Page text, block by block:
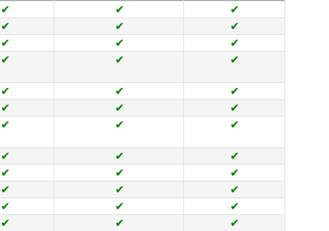
✔ ✔
✔
✔ ✔
✔
✔ ✔
✔
✔ ✔ ✔
✔ ✔
✔
✔ ✔
✔
✔ ✔ ✔
✔ ✔
✔
✔ ✔
✔
✔ ✔
✔
✔ ✔
✔
✔ ✔
✔